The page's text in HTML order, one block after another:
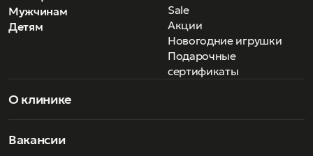
сложности 180 различных манипуляций, а готовые
изделия проходят 25 различных тестов.
Мужчинам
Детям
Sale
Акции
Новогодние игрушки
Подарочные
сертификаты
О клинике
Вакансии